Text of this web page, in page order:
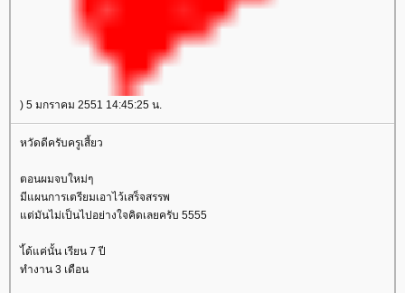
) 5 มกราคม 2551 14:45:25 น.
หวัดดีครับครูเสี้ยว
ตอนผมจบใหม่ๆ
มีแผนการเตรียมเอาไว้เสร็จสรรพ
ต่มันไม่เป็นไปอย่างใจคิดเลยครับ 5555
ไ้ด้แค่นั้น เรียน 7 ปี
ทำงาน 3 เดือน